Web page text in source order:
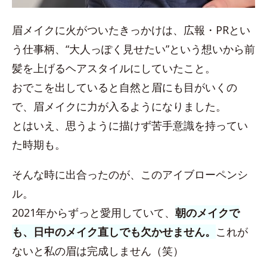
眉メイクに火がついたきっかけは、広報・PRとい
う仕事柄、“大人っぽく見せたい”という想いから前
髪を上げるヘアスタイルにしていたこと。
おでこを出していると自然と眉にも目がいくの
で、眉メイクに力が入るようになりました。
とはいえ、思うように描けず苦手意識を持ってい
た時期も。
そんな時に出合ったのが、このアイブローペンシ
ル。
2021年からずっと愛用していて、 朝のメイクで
も、日中のメイク直しでも欠かせません。 これが
ないと私の眉は完成しません（笑）